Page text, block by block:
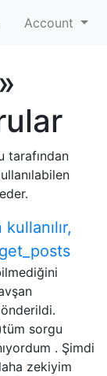
Account
tarafından
sorgu
. Şimdi
zekiyim